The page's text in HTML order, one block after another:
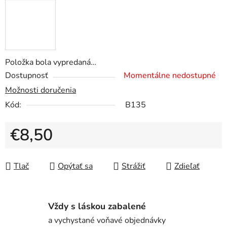
Položka bola vypredaná…
Dostupnosť
Momentálne nedostupné
Možnosti doručenia
Kód:
B135
€8,50
Tlač
Opýtať sa Strážiť Zdieľať
Vždy s láskou zabalené
a vychystané voňavé objednávky